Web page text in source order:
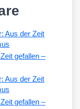
Aus der Zeit
gefallen –
Aus der Zeit
gefallen –